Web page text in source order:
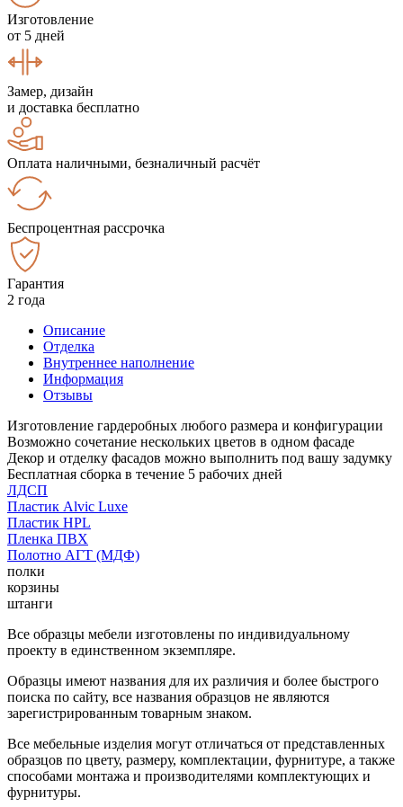
Изготовление
от 5 дней
Замер, дизайн
и доставка бесплатно
Оплата наличными, безналичный расчёт
Беспроцентная рассрочка
Гарантия
2 года
Описание
Отделка
Внутреннее наполнение
Информация
Отзывы
Изготовление гардеробных любого размера и конфигурации
Возможно сочетание нескольких цветов в одном фасаде
Декор и отделку фасадов можно выполнить под вашу задумку
Бесплатная сборка в течение 5 рабочих дней
ЛДСП
Пластик Alvic Luxe
Пластик HPL
Пленка ПВХ
Полотно АГТ (МДФ)
полки
корзины
штанги
Все образцы мебели изготовлены по индивидуальному
проекту в единственном экземпляре.
Образцы имеют названия для их различия и более быстрого
поиска по сайту, все названия образцов не являются
зарегистрированным товарным знаком.
Все мебельные изделия могут отличаться от представленных
образцов по цвету, размеру, комплектации, фурнитуре, а также
способами монтажа и производителями комплектующих и
фурнитуры.